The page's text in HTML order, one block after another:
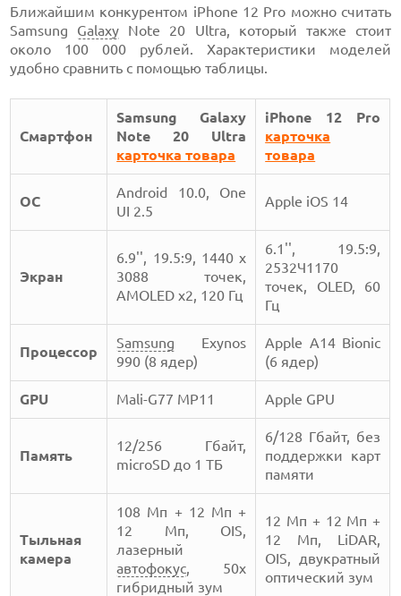
Ближайшим конкурентом iPhone 12 Pro можно считать
Samsung Galaxy Note 20 Ultra, который также стоит
около 100 000 рублей. Характеристики моделей
удобно сравнить с помощью таблицы.
Смартфон
Samsung Galaxy
Note 20 Ultra
карточка товара
iPhone 12 Pro
карточка
товара
ОС
Android 10.0, One
UI 2.5
Apple iOS 14
Экран
6.9'', 19.5:9, 1440 x
3088 точек,
AMOLED x2, 120 Гц
6.1'', 19.5:9,
2532Ч1170
точек, OLED, 60
Гц
Процессор
Samsung Exynos
990 (8 ядер)
Apple A14 Bionic
(6 ядер)
GPU Mali-G77 MP11 Apple GPU
Память
12/256 Гбайт,
microSD до 1 ТБ
6/128 Гбайт, без
поддержки карт
памяти
Тыльная
камера
108 Мп + 12 Мп +
12 Мп, OIS,
лазерный
автофокус, 50х
гибридный зум
12 Мп + 12 Мп +
12 Мп, LiDAR,
OIS, двукратный
оптический зум